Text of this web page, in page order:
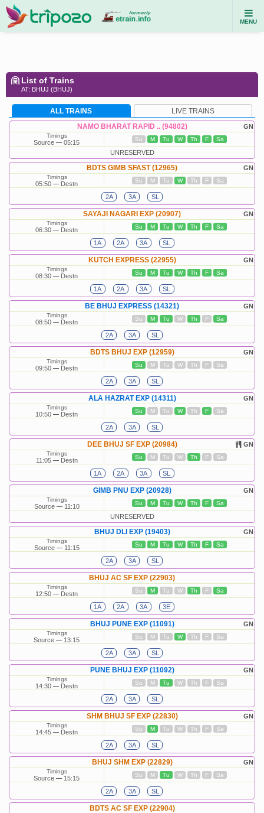
MENU
List of Trains
AT: BHUJ (BHUJ)
ALL TRAINS LIVE TRAINS
GN
NAMO BHARAT RAPID .. (94802)
Timings
Source 05:15 Su M Tu W Th F Sa
UNRESERVED
GN
BDTS GIMB SFAST (12965)
Timings
05:50 Destn Su M Tu W Th F Sa
2A 3A SL
GN
SAYAJI NAGARI EXP (20907)
Timings
06:30 Destn Su M Tu W Th F Sa
1A 2A 3A SL
GN
KUTCH EXPRESS (22955)
Timings
08:30 Destn Su M Tu W Th F Sa
1A 2A 3A SL
GN
BE BHUJ EXPRESS (14321)
Timings
08:50 Destn Su M Tu W Th F Sa
2A 3A SL
GN
BDTS BHUJ EXP (12959)
Timings
09:50 Destn Su M Tu W Th F Sa
2A 3A SL
GN
ALA HAZRAT EXP (14311)
Timings
10:50 Destn Su M Tu W Th F Sa
2A 3A SL
GN
DEE BHUJ SF EXP (20984)
Timings
11:05 Destn Su M Tu W Th F Sa
1A 2A 3A SL
GN
GIMB PNU EXP (20928)
Timings
Source 11:10 Su M Tu W Th F Sa
UNRESERVED
GN
BHUJ DLI EXP (19403)
Timings
Source 11:15 Su M Tu W Th F Sa
2A 3A SL
BHUJ AC SF EXP (22903)
Timings
12:50 Destn Su M Tu W Th F Sa
1A 2A 3A 3E
GN
BHUJ PUNE EXP (11091)
Timings
Source 13:15 Su M Tu W Th F Sa
2A 3A SL
GN
PUNE BHUJ EXP (11092)
Timings
14:30 Destn Su M Tu W Th F Sa
2A 3A SL
GN
SHM BHUJ SF EXP (22830)
Timings
14:45 Destn Su M Tu W Th F Sa
2A 3A SL
GN
BHUJ SHM EXP (22829)
Timings
Source 15:15 Su M Tu W Th F Sa
2A 3A SL
BDTS AC SF EXP (22904)